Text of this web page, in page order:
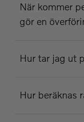
När kommer
gör en
Hur tar jag ut
Hur beräknas